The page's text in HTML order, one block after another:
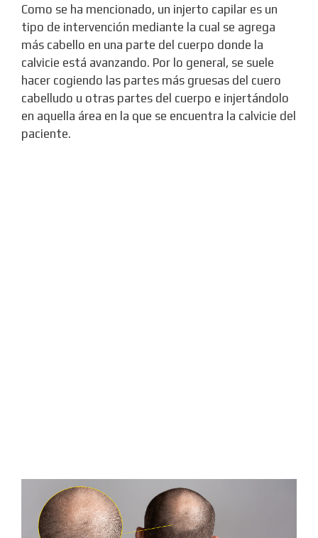
Como se ha mencionado, un injerto capilar es un
tipo de intervención mediante la cual se agrega
más cabello en una parte del cuerpo donde la
calvicie está avanzando. Por lo general, se suele
hacer cogiendo las partes más gruesas del cuero
cabelludo u otras partes del cuerpo e injertándolo
en aquella área en la que se encuentra la calvicie del
paciente.